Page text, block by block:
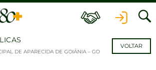
DE APARECIDA DE GOIÂNIA – GO
VOLTAR